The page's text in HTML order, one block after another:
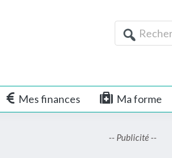
Rechercher
une
Mes finances Ma forme
-- Publicité --